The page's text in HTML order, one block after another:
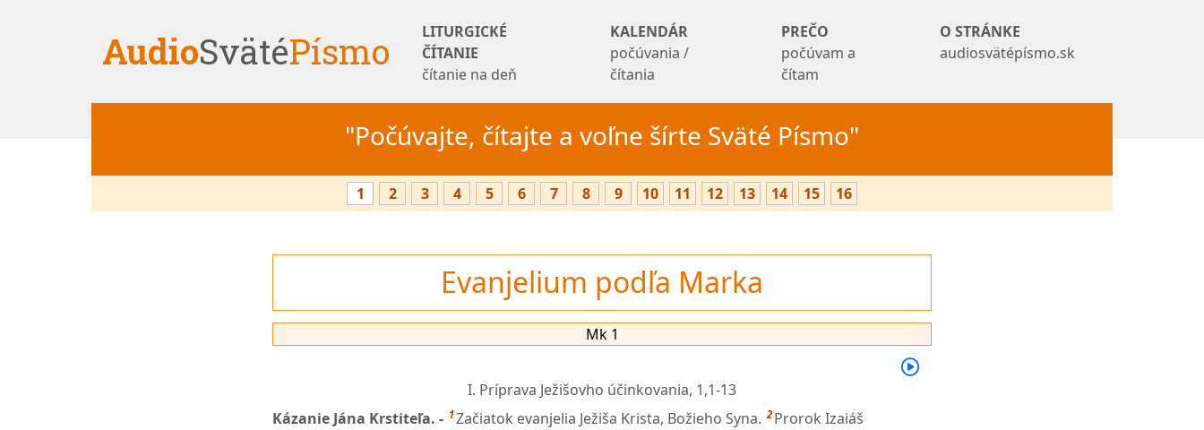
AudioSvätéPísmo
LITURGICKÉ
ČÍTANIE
čítanie na deň
KALENDÁR
počúvania /
čítania
PREČO
počúvam a
čítam
O STRÁNKE
audiosvätépísmo.sk
"Počúvajte, čítajte a voľne šírte Sväté Písmo"
1 2 3 4 5 6 7 8 9 10 11 12 13 14 15 16
Evanjelium podľa Marka
Mk 1
I. Príprava Ježišovho účinkovania, 1,1-13
Kázanie Jána Krstiteľa. - 1Začiatok evanjelia Ježiša Krista, Božieho Syna. 2 Prorok Izaiáš